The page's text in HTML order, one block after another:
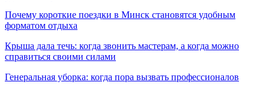
Почему короткие поездки в Минск становятся удобным
форматом отдыха
Крыша дала течь: когда звонить мастерам, а когда можно
справиться своими силами
Генеральная уборка: когда пора вызвать профессионалов